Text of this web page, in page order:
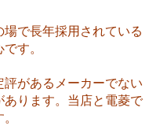
で長年採用されている
す。
があるメーカーでない
ります。 当店と電菱で